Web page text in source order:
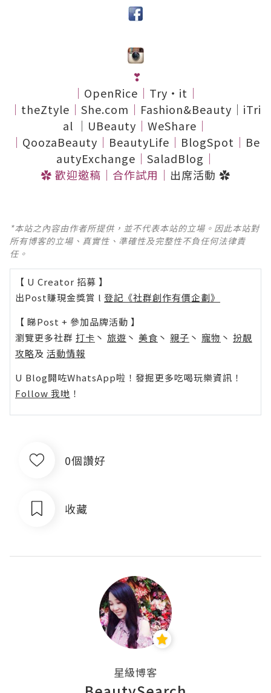
❣
│ OpenRice │ Try ‧ it │
│ theZtyle │ She.com │ Fashion&Beauty │ iTri
al │ UBeauty │ WeShare │
│ QoozaBeauty │ BeautyLife │ BlogSpot │ Be
autyExchange │ SaladBlog │
✿ 歡迎邀稿 │ 合作試用 │ 出席活動 ✿
*本站之內容由作者所提供，並不代表本站的立場。因此本站對
所有博客的立場、真實性、準確性及完整性不負任何法律責
任。
【 U Creator 招募 】
出Post賺現金獎賞 l 登記《社群創作有價企劃》
【 睇Post + 參加品牌活動 】
瀏覽更多社群 打卡 丶 旅遊 丶 美食 丶 親子 丶 寵物 丶 扮靚
攻略及 活動情報
U Blog開咗WhatsApp啦！發掘更多吃喝玩樂資訊！
Follow 我哋 ！
0個讚好
收藏
星級博客